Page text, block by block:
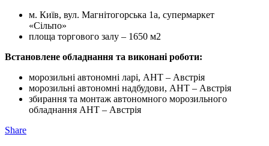
м. Київ, вул. Магнітогорська 1а, супермаркет
«Сільпо»
площа торгового залу – 1650 м2
Встановлене обладнання та виконані роботи:
морозильні автономні ларі, AHT – Австрія
морозильні автономні надбудови, AHT – Австрія
збирання та монтаж автономного морозильного
обладнання AHT – Австрія
Share